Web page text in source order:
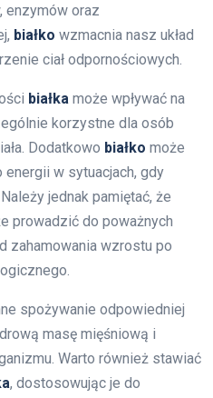
enzymów oraz
białko wzmacnia nasz układ
ciał odpornościowych.
białka może wpływać na
korzystne dla osób
Dodatkowo białko może
energii w sytuacjach, gdy
jednak pamiętać, że
prowadzić do poważnych
zahamowania wzrostu po
spożywanie odpowiedniej
masę mięśniową i
Warto również stawiać
, dostosowując je do